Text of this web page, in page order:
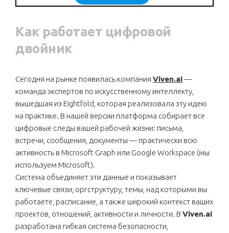
Как работает цифровой
двойник
Сегодня на рынке появилась компания Viven.ai—
команда экспертов по искусственному интеллекту,
вышедшая из Eightfold, которая реализовала эту идею
на практике. В нашей версии платформа собирает все
цифровые следы вашей рабочей жизни: письма,
встречи, сообщения, документы — практически всю
активность в Microsoft Graph или Google Workspace (мы
используем Microsoft).
Система объединяет эти данные и показывает
ключевые связи, оргструктуру, темы, над которыми вы
работаете, расписание, а также широкий контекст ваших
проектов, отношений, активности и личности. В Viven.ai
разработана гибкая система безопасности,